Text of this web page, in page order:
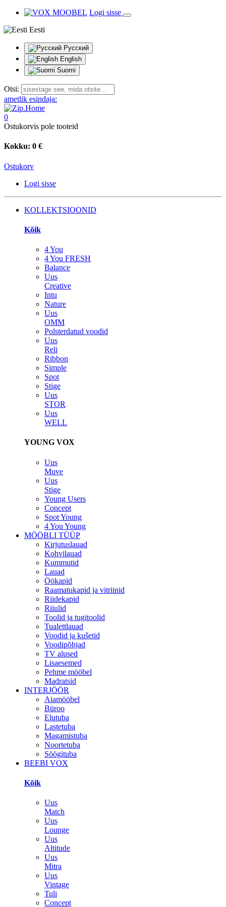
Logi sisse
Eesti
Русский
English
Suomi
Otsi:
ametlik esindaja:
0
Ostukorvis pole tooteid
Kokku: 0 €
Ostukorv
Logi sisse
KOLLEKTSIOONID
Kõik
4 You
4 You FRESH
Balance
Uus
Creative
Intu
Nature
Uus
OMM
Polsterdatud voodid
Uus
Reli
Ribbon
Simple
Spot
Stige
Uus
STOR
Uus
WELL
YOUNG VOX
Uus
Muve
Uus
Stige
Young Users
Concept
Spot Young
4 You Young
MÖÖBLI TÜÜP
Kirjutuslauad
Kohvilauad
Kummutid
Lauad
Öökapid
Raamatukapid ja vitriinid
Riidekapid
Riiulid
Toolid ja tugitoolid
Tualettlauad
Voodid ja kušetid
Voodipõhjad
TV alused
Lisaesemed
Pehme mööbel
Madratsid
INTERJÖÖR
Aiamööbel
Büroo
Elutuba
Lastetuba
Magamistuba
Noortetuba
Söögituba
BEEBI VOX
Kõik
Uus
Match
Uus
Lounge
Uus
Altitude
Uus
Mitra
Uus
Vintage
Tuli
Concept